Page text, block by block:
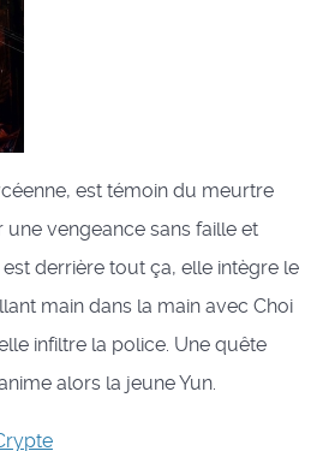
est témoin du meurtre
vengeance sans faille et
derrière tout ça, elle intègre le
main dans la main avec Choi
infiltre la police. Une quête
alors la jeune Yun.